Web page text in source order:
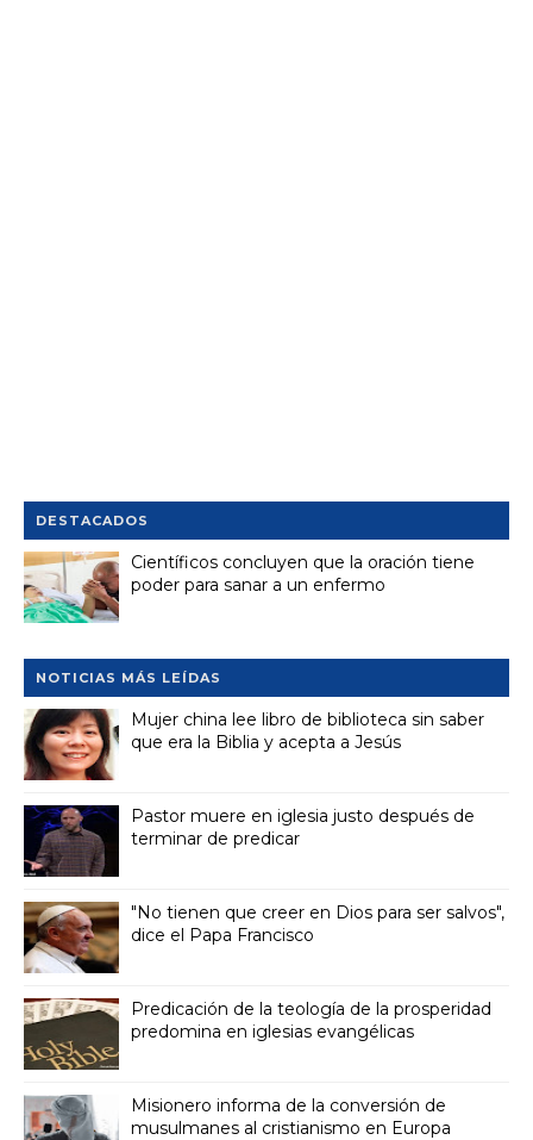
DESTACADOS
Científicos concluyen que la oración tiene
poder para sanar a un enfermo
NOTICIAS MÁS LEÍDAS
Mujer china lee libro de biblioteca sin saber
que era la Biblia y acepta a Jesús
Pastor muere en iglesia justo después de
terminar de predicar
"No tienen que creer en Dios para ser salvos",
dice el Papa Francisco
Predicación de la teología de la prosperidad
predomina en iglesias evangélicas
Misionero informa de la conversión de
musulmanes al cristianismo en Europa